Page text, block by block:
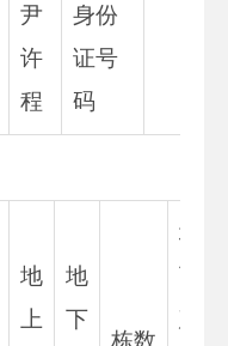
尹
许
程
身份
证号
码
地
上
地
下
栋数
地
下
建